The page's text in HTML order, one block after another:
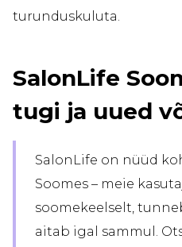
turunduskuluta.
SalonLife
tugi ja uued
SalonLife on nüüd
Soomes – meie
soomekeelselt,
aitab igal sammul.